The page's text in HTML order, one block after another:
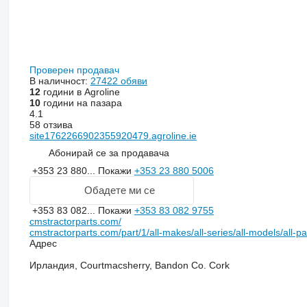
Проверен продавач
В наличност: 27422 обяви
12години в Agroline
10години на пазара
4.1
58 отзива
site1762266902355920479.agroline.ie
Абонирай се за продавача
+353 23 880... Покажи +353 23 880 5006
Обадете ми се
+353 83 082... Покажи +353 83 082 9755
cmstractorparts.com/
cmstractorparts.com/part/1/all-makes/all-series/all-models/all-
Адрес
Ирландия, Courtmacsherry, Bandon Co. Cork